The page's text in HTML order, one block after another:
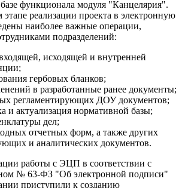
функционала модуля "Канцелярия".
реализации проекта в электронную
наиболее важные операции,
подразделений:
исходящей и внутренней
гербовых бланков;
в разработанные ранее документы;
регламентирующих ДОУ документов;
и актуализация нормативной базы;
дел;
отчетных форм, а также других
и аналитических документов.
работы с ЭЦП в соответствии с
№ 63-ФЗ "Об электронной подписи"
приступили к созданию